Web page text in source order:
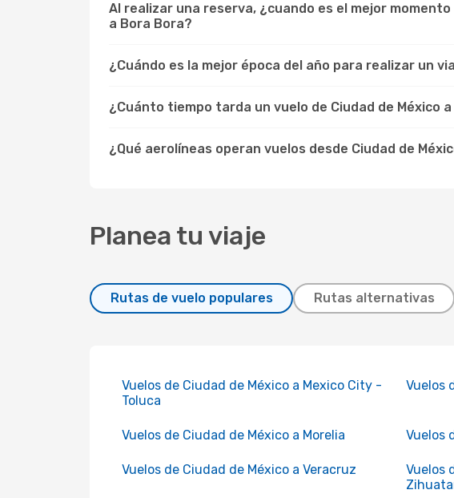
Al realizar una reserva, ¿cuando es el mejor
a Bora Bora?
¿Cuándo es la mejor época del año para realizar un
¿Cuánto tiempo tarda un vuelo de Ciudad de México
¿Qué aerolíneas operan vuelos desde Ciudad de
Planea tu viaje
Rutas de vuelo populares Rutas alternativas
Vuelos de Ciudad de México a Mexico City -
Toluca
Vuelos
Vuelos de Ciudad de México a Morelia Vuelos
Vuelos de Ciudad de México a Veracruz
Vuelos